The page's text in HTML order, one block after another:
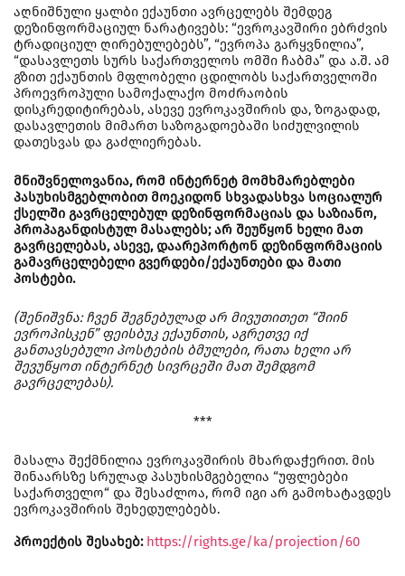
აღნიშნული ყალბი ექაუნთი ავრცელებს შემდეგ
დეზინფორმაციულ ნარატივებს: “ევროკავშირი ებრძვის
ტრადიციულ ღირებულებებს”, “ევროპა გარყვნილია”,
“დასავლეთს სურს საქართველოს ომში ჩაბმა” და ა.შ. ამ
გზით ექაუნთის მფლობელი ცდილობს საქართველოში
პროევროპული სამოქალაქო მოძრაობის
დისკრედიტირებას, ასევე ევროკავშირის და, ზოგადად,
დასავლეთის მიმართ საზოგადოებაში სიძულვილის
დათესვას და გაძლიერებას.
მნიშვნელოვანია, რომ ინტერნეტ მომხმარებლები
პასუხისმგებლობით მოეკიდონ სხვადასხვა სოციალურ
ქსელში გავრცელებულ დეზინფორმაციას და საზიანო,
პროპაგანდისტულ მასალებს; არ შეუწყონ ხელი მათ
გავრცელებას, ასევე, დაარეპორტონ დეზინფორმაციის
გამავრცელებელი გვერდები/ექაუნთები და მათი
პოსტები.
(შენიშვნა: ჩვენ შეგნებულად არ მივუთითეთ “შიინ
ევროპისკენ” ფეისბუკ ექაუნთის, აგრეთვე იქ
განთავსებული პოსტების ბმულები, რათა ხელი არ
შევუწყოთ ინტერნეტ სივრცეში მათ შემდგომ
გავრცელებას).
***
მასალა შექმნილია ევროკავშირის მხარდაჭერით. მის
შინაარსზე სრულად პასუხისმგებელია “უფლებები
საქართველო“ და შესაძლოა, რომ იგი არ გამოხატავდეს
ევროკავშირის შეხედულებებს.
პროექტის შესახებ: https://rights.ge/ka/projection/60